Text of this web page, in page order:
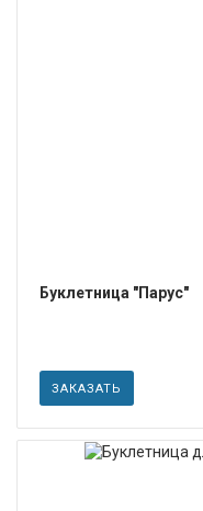
Буклетница "Парус"
ЗАКАЗАТЬ